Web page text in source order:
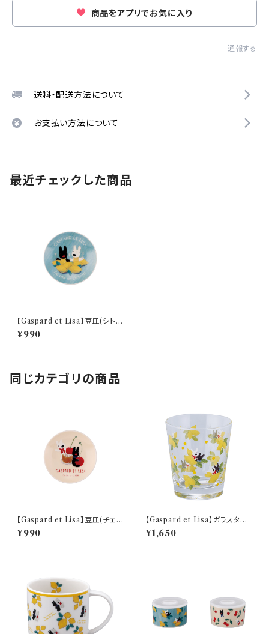
商品をアプリでお気に入り
通報する
送料・配送方法について
お支払い方法について
最近チェックした商品
【Gaspard et Lisa】豆皿(シトロ
ン)【LG170】 LG173-333
¥990
同じカテゴリの商品
【Gaspard et Lisa】豆皿(チェリ
ー)【LG170】 LG171-333
¥990
【Gaspard et Lisa】ガラスタン
ブラー(シトロン)【LG170】 LG1
73-813
¥1,650